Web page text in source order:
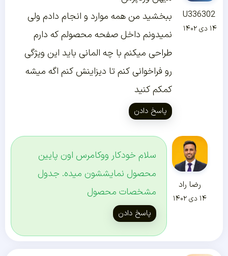
U336302
۱۴ دی ۱۴۰۲
ببخشید من همه موارد و انجام دادم ولی
نمیدونم داخل صفحه محصولم که دارم
طراحی میکنم با چه المانی باید این ویژگی
رو فراخوانی کنم تا دیزاینش کنم اگه میشه
کمکم کنید
پاسخ دادن
رضا راد
۱۴ دی ۱۴۰۲
سلام خودکار ووکامرس اون پایین
محصول نمایششون میده. جدول
مشخصات محصول
پاسخ دادن